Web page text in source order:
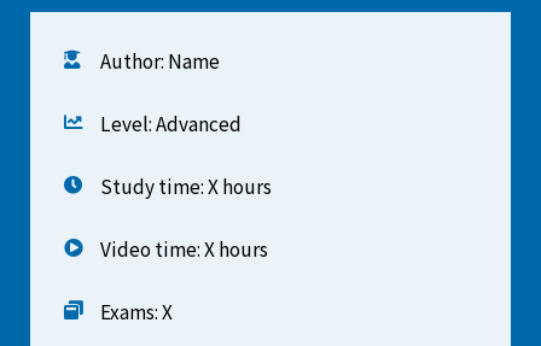
Author: Name
Level: Advanced
Study time: X hours
Video time: X hours
Exams: X